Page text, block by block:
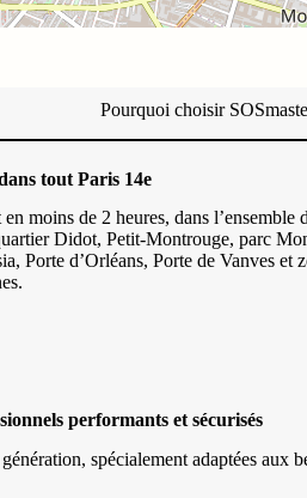
Pourquoi choisir
tout Paris 14e
moins de 2 heures, dans l’ensemble
Didot, Petit-Montrouge, parc
Porte d’Orléans, Porte de Vanves et
performants et sécurisés
spécialement adaptées aux